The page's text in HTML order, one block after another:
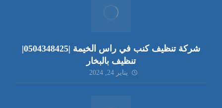
شركة تنظيف كنب في راس الخيمة |0504348425|
تنظيف بالبخار
يناير 24, 2024